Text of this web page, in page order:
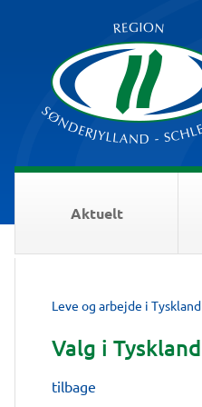
Aktuelt
Leve og arbejde i Tyskland
Valg i Tyskland
tilbage